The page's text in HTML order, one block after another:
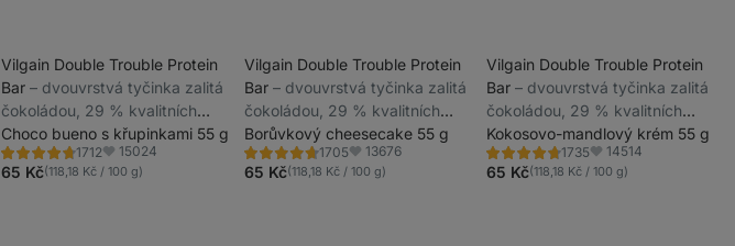
Vilgain Double Trouble Protein
Bar ⁠–⁠ dvouvrstvá tyčinka zalitá
čokoládou, 29 % kvalitních
bílkovin, bez konzervantů a
barviv
Choco bueno s křupinkami 55 g
1712
Hodnocení
4.6/5,
1712
Oblíbené
15024
65 Kč(118,18 Kč / 100 g)
Vilgain Double Trouble Protein
Bar ⁠–⁠ dvouvrstvá tyčinka zalitá
čokoládou, 29 % kvalitních
bílkovin, bez konzervantů a
barviv
Borůvkový cheesecake 55 g
1705
Hodnocení
4.7/5,
1705
Oblíbené
13676
65 Kč(118,18 Kč / 100 g)
Vilgain Double Trouble Protein
Bar⁠–⁠ dvouvrstvá tyčinka zalitá
čokoládou, 29 % kvalitních
bílkovin, bez konzervantů a
barviv
Kokosovo-mandlový krém 55 g
1735
Hodnocení
4.7/5,
1735
Oblíbené
14514
65 Kč(118,18 Kč / 100 g)